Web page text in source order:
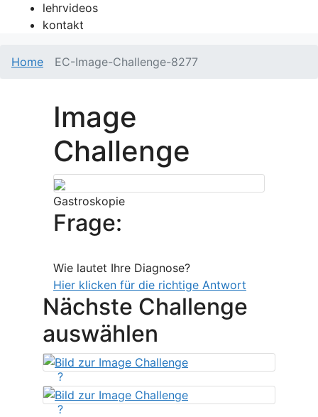
lehrvideos
kontakt
Home EC-Image-Challenge-8277
Image
Challenge
Gastroskopie
Frage:
Wie lautet Ihre Diagnose?
Hier klicken für die richtige Antwort
Nächste Challenge
auswählen
?
?